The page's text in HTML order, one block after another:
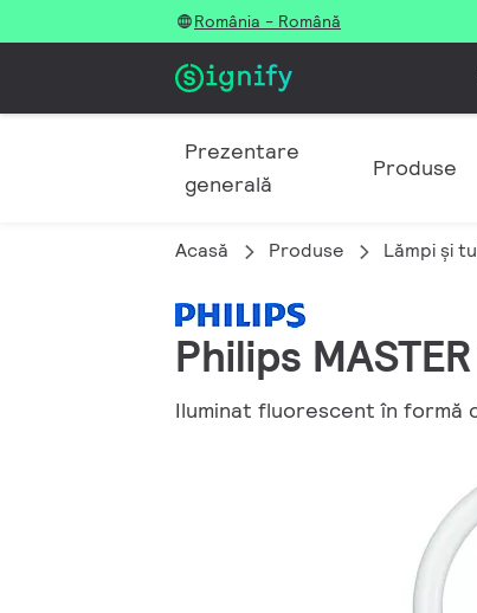
România - Română
Prezentare
generală
Produse
Acasă Produse Lămpi şi
Philips
Iluminat fluorescent în formă